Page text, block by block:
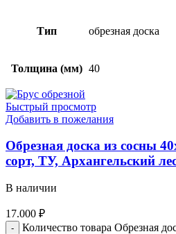
Тип обрезная доска
Толщина (мм) 40
Быстрый просмотр
Добавить в пожелания
Обрезная доска из сосны
сорт, ТУ, Архангельский
В наличии
17.000 ₽
Количество товара Обрезная